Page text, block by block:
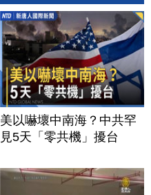
美以嚇壞中南海？中共罕
見5天「零共機」擾台